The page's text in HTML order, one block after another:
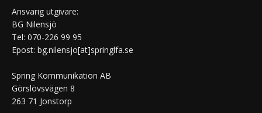
Ansvarig utgivare:
BG Nilensjö
Tel: 070-226 99 95
Epost: bg.nilensjo[at]springlfa.se
Spring Kommunikation AB
Görslövsvägen 8
263 71 Jonstorp